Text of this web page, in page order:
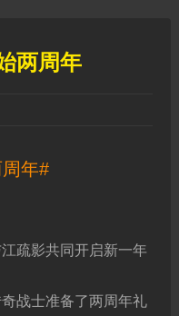
两周年
年#
疏影共同开启新一年
战士准备了两周年礼